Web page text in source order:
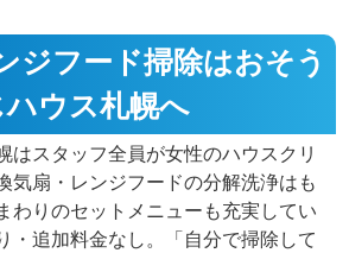
ジフード掃除はおそう
ハウス札幌へ
はスタッフ全員が女性のハウスクリ
気扇・レンジフードの分解洗浄はも
わりのセットメニューも充実してい
・追加料金なし。「自分で掃除して